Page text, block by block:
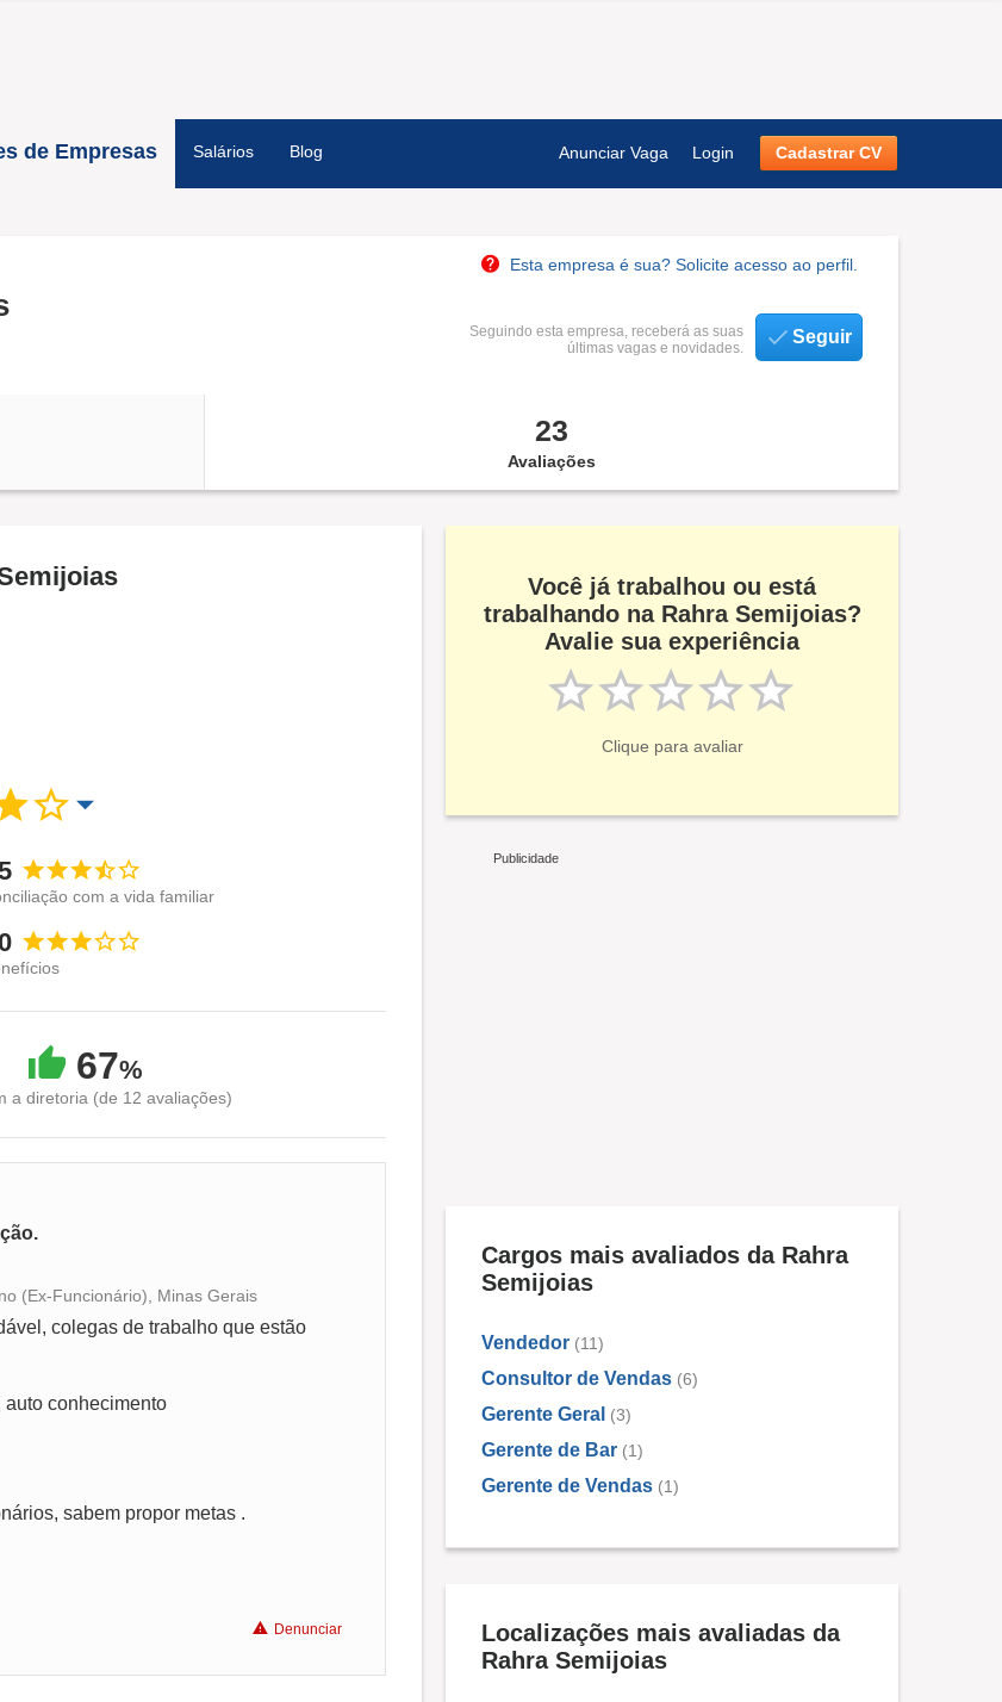
de Empresas Salários Blog Anunciar Vaga Login Cadastrar CV
Esta empresa é sua? Solicite acesso ao perfil.
Seguindo esta empresa, receberá as suas
últimas vagas e novidades.
Seguir
23
Avaliações
com a vida familiar
67%
a diretoria (de 12 avaliações)
com a vida familiar
(Ex-Funcionário), Minas Gerais
colegas de trabalho que estão
auto conhecimento
sabem propor metas .
Denunciar
Você já trabalhou ou está
trabalhando na Rahra Semijoias?
Avalie sua experiência
Clique para avaliar
Cargos mais avaliados da Rahra
Semijoias
Vendedor (11)
Consultor de Vendas (6)
Gerente Geral (3)
Gerente de Bar (1)
Gerente de Vendas (1)
Localizações mais avaliadas da
Rahra Semijoias